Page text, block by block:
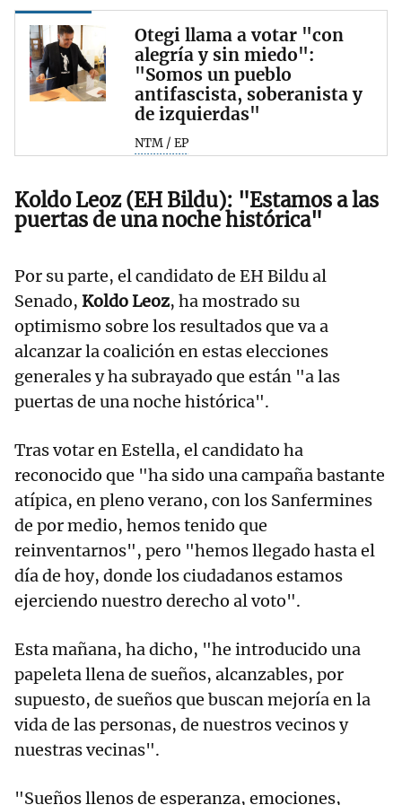
Otegi llama a votar "con
alegría y sin miedo":
"Somos un pueblo
antifascista, soberanista y
de izquierdas"
NTM / EP
Koldo Leoz (EH Bildu): "Estamos a las
puertas de una noche histórica"
Por su parte, el candidato de EH Bildu al
Senado, Koldo Leoz, ha mostrado su
optimismo sobre los resultados que va a
alcanzar la coalición en estas elecciones
generales y ha subrayado que están "a las
puertas de una noche histórica".
Tras votar en Estella, el candidato ha
reconocido que "ha sido una campaña bastante
atípica, en pleno verano, con los Sanfermines
de por medio, hemos tenido que
reinventarnos", pero "hemos llegado hasta el
día de hoy, donde los ciudadanos estamos
ejerciendo nuestro derecho al voto".
Esta mañana, ha dicho, "he introducido una
papeleta llena de sueños, alcanzables, por
supuesto, de sueños que buscan mejoría en la
vida de las personas, de nuestros vecinos y
nuestras vecinas".
"Sueños llenos de esperanza, emociones,